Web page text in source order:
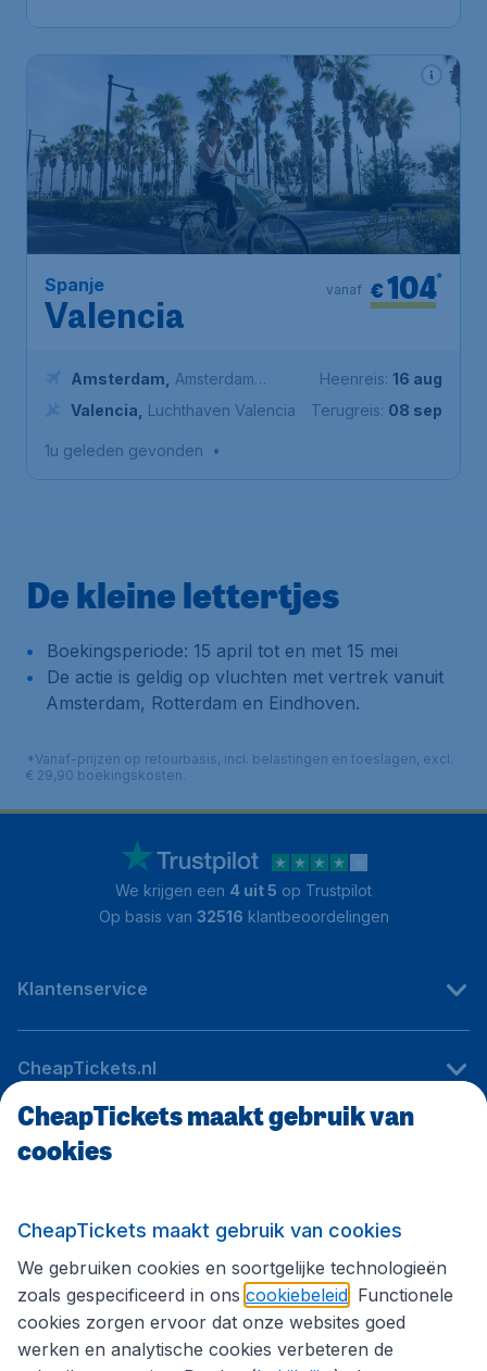
Spanje
Valencia
€104*
vanaf
Amsterdam
Amsterdam
Airport Schiphol
Valencia Luchthaven Valencia
Heenreis: 16 aug
Terugreis: 08 sep
1u geleden gevonden •
De kleine lettertjes
Boekingsperiode: 15 april tot en met 15 mei
De actie is geldig op vluchten met vertrek vanuit
Amsterdam, Rotterdam en Eindhoven.
*Vanaf-prijzen op retourbasis, incl. belastingen en toeslagen, excl.
€ 29,90 boekingskosten.
We krijgen een 4 uit 5 op Trustpilot
Op basis van 32516 klantbeoordelingen
Klantenservice
CheapTickets.nl
Internationale sites
Volg CheapTickets.nl
CheapTickets maakt gebruik van
cookies
CheapTickets maakt gebruik van cookies
We gebruiken cookies en soortgelijke technologieën
zoals gespecificeerd in ons cookiebeleid . Functionele
cookies zorgen ervoor dat onze websites goed
werken en analytische cookies verbeteren de